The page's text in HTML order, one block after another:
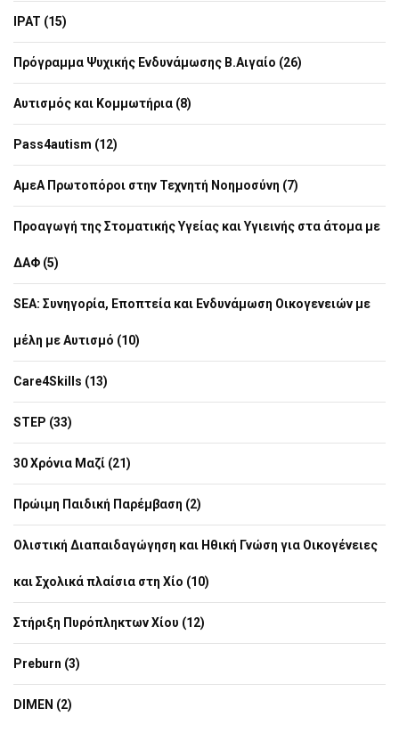
IPAT (15)
Πρόγραμμα Ψυχικής Ενδυνάμωσης Β.Αιγαίο (26)
Αυτισμός και Κομμωτήρια (8)
Pass4autism (12)
ΑμεΑ Πρωτοπόροι στην Τεχνητή Νοημοσύνη (7)
Προαγωγή της Στοματικής Υγείας και Υγιεινής στα άτομα με
ΔΑΦ (5)
SEA: Συνηγορία, Εποπτεία και Ενδυνάμωση Οικογενειών με
μέλη με Αυτισμό (10)
Care4Skills (13)
STEP (33)
30 Χρόνια Μαζί (21)
Πρώιμη Παιδική Παρέμβαση (2)
Ολιστική Διαπαιδαγώγηση και Ηθική Γνώση για Οικογένειες
και Σχολικά πλαίσια στη Χίο (10)
Στήριξη Πυρόπληκτων Χίου (12)
Preburn (3)
DIMEN (2)